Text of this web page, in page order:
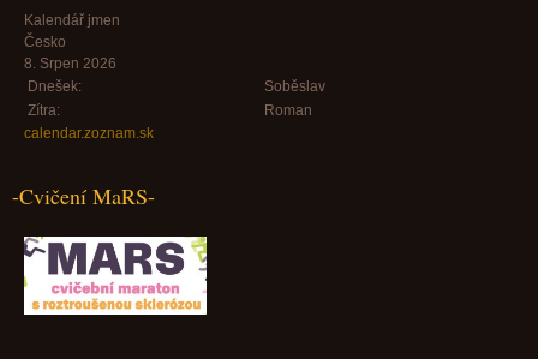
Kalendář jmen
Česko
8. Srpen 2026
Dnešek:
Soběslav
Zítra:
Roman
calendar.zoznam.sk
-Cvičení MaRS-